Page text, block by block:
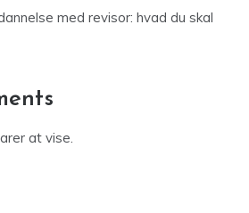
med revisor: hvad du skal
at vise.